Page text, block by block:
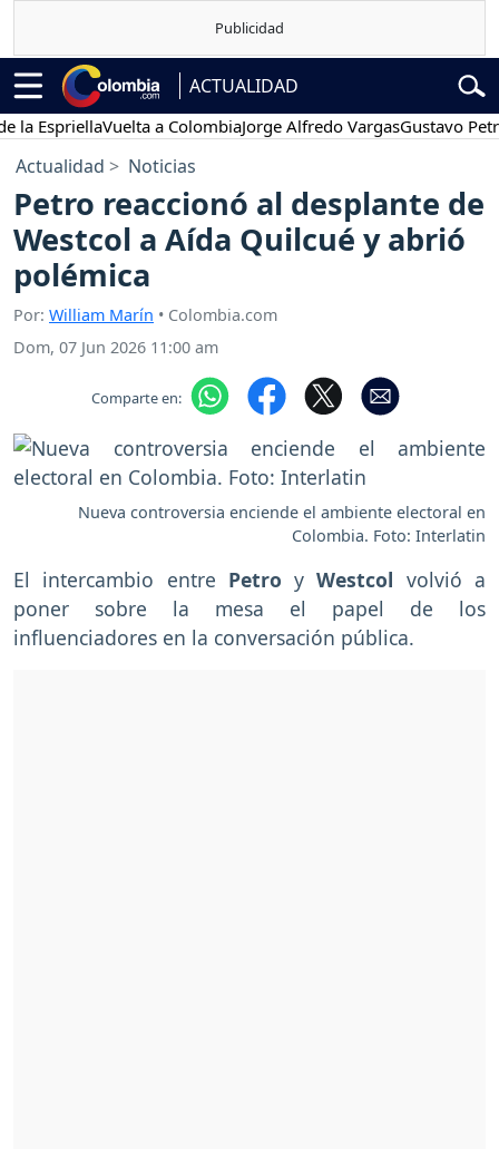
ACTUALIDAD
Vuelta a ColombiaJorge Alfredo VargasGustavo Petro
Actualidad Noticias
Petro reaccionó al desplante de
Westcol a Aída Quilcué y abrió
polémica
Por: William Marín • Colombia.com
Dom, 07 Jun 2026 11:00 am
Comparte en:
Nueva controversia enciende el ambiente electoral en
Colombia. Foto: Interlatin
El intercambio entre Petro yWestcol volvió a
poner sobre la mesa el papel de los
influenciadores en la conversación pública.